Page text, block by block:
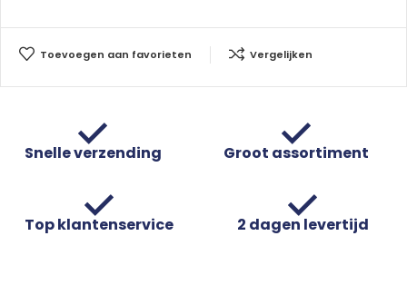
Toevoegen aan favorieten Vergelijken
Snelle verzending Groot assortiment
Top klantenservice 2 dagen levertijd